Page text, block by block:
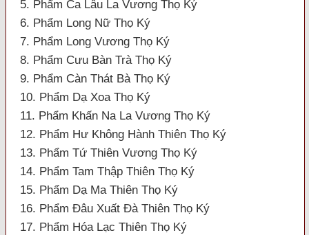
5. Phẩm Ca Lâu La Vương Thọ Ký
6. Phẩm Long Nữ Thọ Ký
7. Phẩm Long Vương Thọ Ký
8. Phẩm Cưu Bàn Trà Thọ Ký
9. Phẩm Càn Thát Bà Thọ Ký
10. Phẩm Dạ Xoa Thọ Ký
11. Phẩm Khấn Na La Vương Thọ Ký
12. Phẩm Hư Không Hành Thiên Thọ Ký
13. Phẩm Tứ Thiên Vương Thọ Ký
14. Phẩm Tam Thập Thiên Thọ Ký
15. Phẩm Dạ Ma Thiên Thọ Ký
16. Phẩm Đâu Xuất Đà Thiên Thọ Ký
17. Phẩm Hóa Lạc Thiên Thọ Ký